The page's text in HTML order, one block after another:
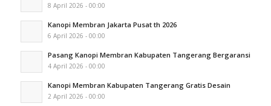
8 April 2026 - 00:00
Kanopi Membran Jakarta Pusat th 2026
6 April 2026 - 00:00
Pasang Kanopi Membran Kabupaten Tangerang Bergaransi
4 April 2026 - 00:00
Kanopi Membran Kabupaten Tangerang Gratis Desain
2 April 2026 - 00:00